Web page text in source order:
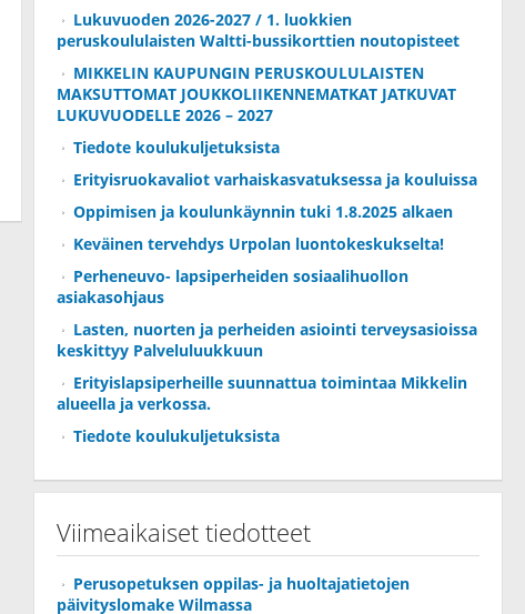
Lukuvuoden 2026-2027 / 1. luokkien
peruskoululaisten Waltti-bussikorttien noutopisteet
MIKKELIN KAUPUNGIN PERUSKOULULAISTEN
MAKSUTTOMAT JOUKKOLIIKENNEMATKAT JATKUVAT
LUKUVUODELLE 2026 – 2027
Tiedote koulukuljetuksista
Erityisruokavaliot varhaiskasvatuksessa ja kouluissa
Oppimisen ja koulunkäynnin tuki 1.8.2025 alkaen
Keväinen tervehdys Urpolan luontokeskukselta!
Perheneuvo- lapsiperheiden sosiaalihuollon
asiakasohjaus
Lasten, nuorten ja perheiden asiointi terveysasioissa
keskittyy Palveluluukkuun
Erityislapsiperheille suunnattua toimintaa Mikkelin
alueella ja verkossa.
Tiedote koulukuljetuksista
Viimeaikaiset tiedotteet
Perusopetuksen oppilas- ja huoltajatietojen
päivityslomake Wilmassa